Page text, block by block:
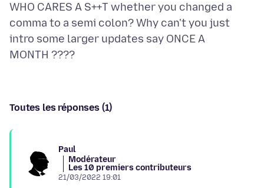
WHO CARES A S++T whether you changed a
comma to a semi colon? Why can't you just
intro some larger updates say ONCE A
Toutes les réponses (1)
Paul
Modérateur
Les 10 premiers contributeurs
21/03/2022 19:01